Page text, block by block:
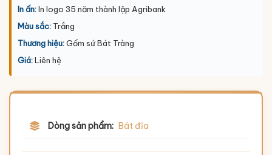
In ấn:In logo 35 năm thành lập Agribank
Màu sắc: Trắng
Thương hiệu:Gốm sứ Bát Tràng
Giá:Liên hệ
Dòng sản phẩm: Bát đĩa